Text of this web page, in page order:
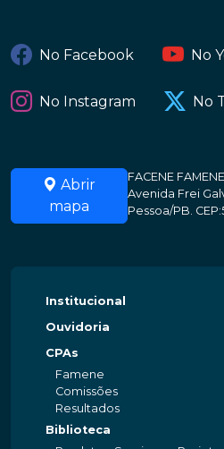
No Facebook No
No Instagram No
Abrir
mapa
FACENE FAMENE
Avenida Frei
Pessoa/PB.
Institucional
Ouvidoria
CPAs
Famene
Comissões
Resultados
Biblioteca